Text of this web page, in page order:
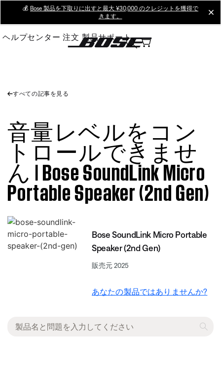
Main
💰 Bose 製品を下取りに出すと最大 ¥30,000 のクレジットを獲得で
きます。
ヘルプセンター 注文 製品サポート
すべての記事を見る
音量レベルをコン
トロールできませ
ん | Bose SoundLink Micro
Portable Speaker (2nd Gen)
Bose SoundLink Micro Portable
Speaker (2nd Gen)
販売元 2025
あなたの製品ではありませんか?